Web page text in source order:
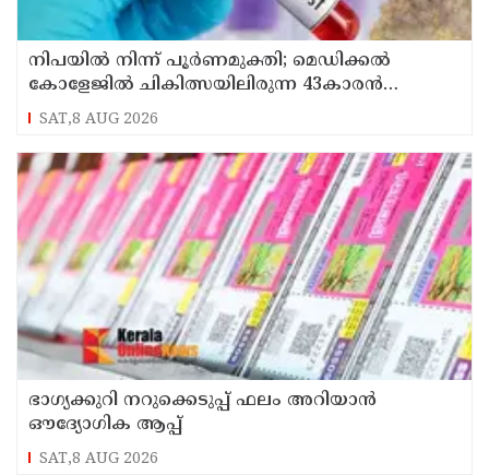
നിപയിൽ നിന്ന് പൂർണമുക്തി; മെഡിക്കൽ
കോളേജിൽ ചികിത്സയിലിരുന്ന 43കാരൻ
വീട്ടിലേക്ക് മടങ്ങി
SAT,8 AUG 2026
ഭാഗ്യക്കുറി നറുക്കെടുപ്പ് ഫലം അറിയാൻ
ഔദ്യോഗിക ആപ്പ്
SAT,8 AUG 2026